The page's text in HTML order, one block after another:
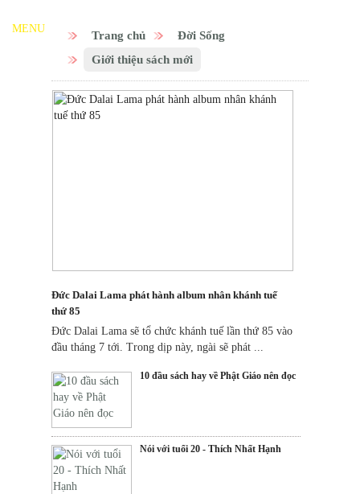
MENU
Trang chủ
Đời Sống
Giới thiệu sách mới
Đức Dalai Lama phát hành album nhân khánh tuế
thứ 85
Đức Dalai Lama sẽ tổ chức khánh tuế lần thứ 85 vào
đầu tháng 7 tới. Trong dịp này, ngài sẽ phát ...
10 đầu sách hay về Phật Giáo nên đọc
Nói với tuổi 20 - Thích Nhất Hạnh